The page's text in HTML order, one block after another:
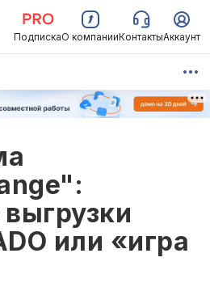
ПодпискаО компанииКонтактыАккаунт
или «игра